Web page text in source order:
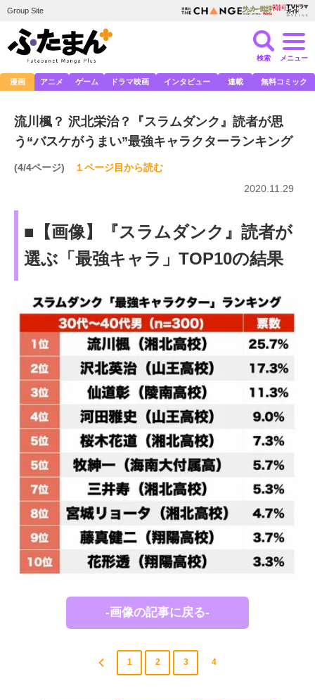
Group Site
検索 メニュー
漫画 アニメ ゲーム ドラマ映画 インタビュー 連載 無料コミック
流川楓？ 沢北栄治？『スラムダンク』読者が思
う“バスケがうまい”最強キャラクターランキング
(4/4ページ)
１ページ目から読む
2020.11.29
■【画像】『スラムダンク』読者が
選ぶ「最強キャラ」TOP10の結果
-画像の記事に戻る-
1 2 3 4